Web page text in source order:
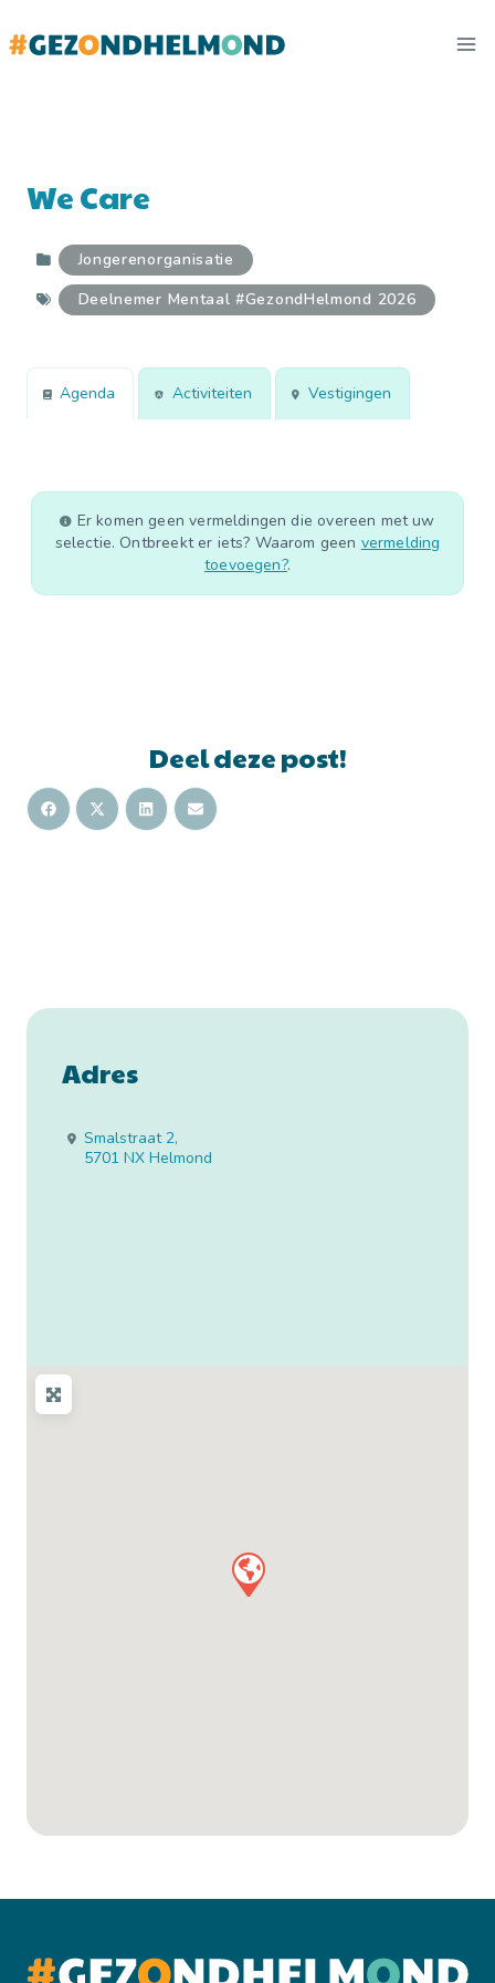
naar
We Care
Jongerenorganisatie
Deelnemer Mentaal #GezondHelmond 2026
Agenda Activiteiten Vestigingen
Er komen geen vermeldingen die overeen met uw
selectie. Ontbreekt er iets? Waarom geen vermelding
toevoegen?.
Deel deze post!
Adres
Smalstraat 2,
5701 NX Helmond